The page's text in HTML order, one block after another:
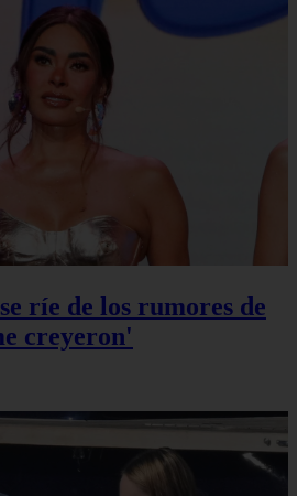
ríe de los rumores de
creyeron'